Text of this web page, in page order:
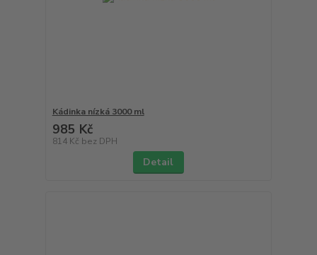
Kádinka nízká 3000 ml
985 Kč
814 Kč bez DPH
Detail